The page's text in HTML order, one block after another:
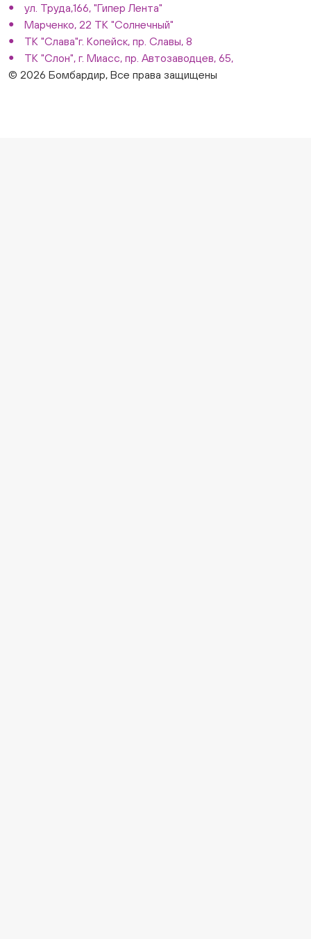
ул. Труда,166, "Гипер Лента"
Марченко, 22 ТК "Солнечный"
ТК "Слава"г. Копейск, пр. Славы, 8
ТК "Слон", г. Миасс, пр. Автозаводцев, 65,
© 2026 Бомбардир, Все права защищены